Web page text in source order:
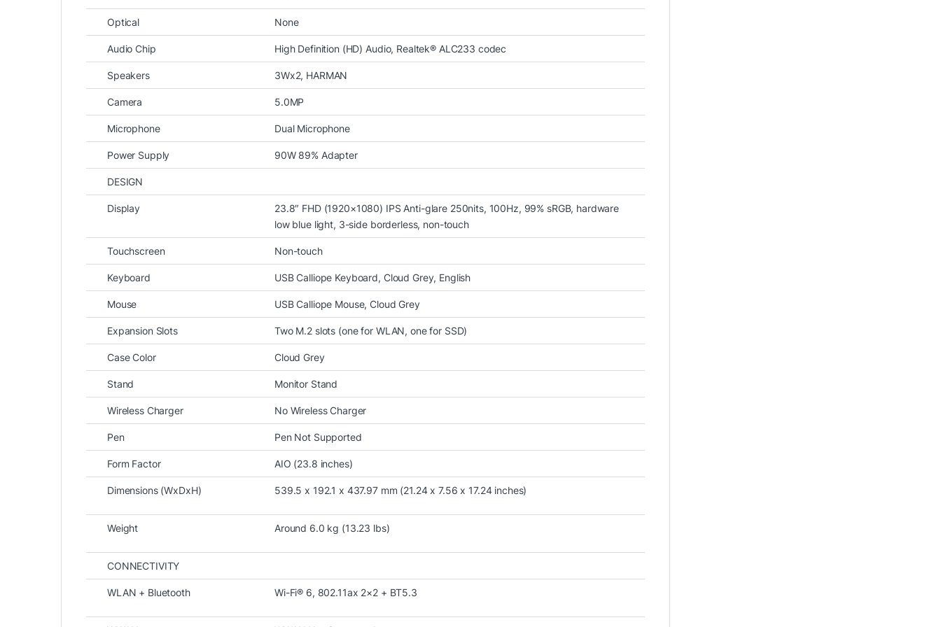
Intel Core Ultra 5 226V – Hiệu năng thế hệ AI mới
Lenovo IdeaCentre AIO 24ILL11 trang bị cho máy bộ xử lý
Ưu điểm nổi bật:
Optical None
Audio Chip High Definition (HD) Audio, Realtek® ALC233 codec
Speakers 3Wx2, HARMAN
Camera 5.0MP
Microphone Dual Microphone
Power Supply 90W 89% Adapter
DESIGN
Display
23.8″ FHD (1920×1080) IPS Anti-glare 250nits, 100Hz, 99% sRGB, hardware
low blue light, 3-side borderless, non-touch
Touchscreen Non-touch
Keyboard USB Calliope Keyboard, Cloud Grey, English
Mouse USB Calliope Mouse, Cloud Grey
Expansion Slots Two M.2 slots (one for WLAN, one for SSD)
Case Color Cloud Grey
Stand Monitor Stand
Wireless Charger No Wireless Charger
Pen Pen Not Supported
Form Factor AIO (23.8 inches)
Dimensions (WxDxH) 539.5 x 192.1 x 437.97 mm (21.24 x 7.56 x 17.24 inches)
Weight Around 6.0 kg (13.23 lbs)
CONNECTIVITY
WLAN + Bluetooth Wi-Fi® 6, 802.11ax 2×2 + BT5.3